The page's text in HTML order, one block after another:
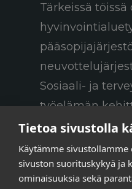
Tärkeissä
Sosiaali- ja
työelämän
Tietoa sivustolla
Käytämme sivustollamme
sivuston suorituskykyä ja
ominaisuuksia sekä